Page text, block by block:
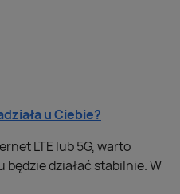
u Ciebie?
LTE lub 5G, warto
będzie działać stabilnie. W